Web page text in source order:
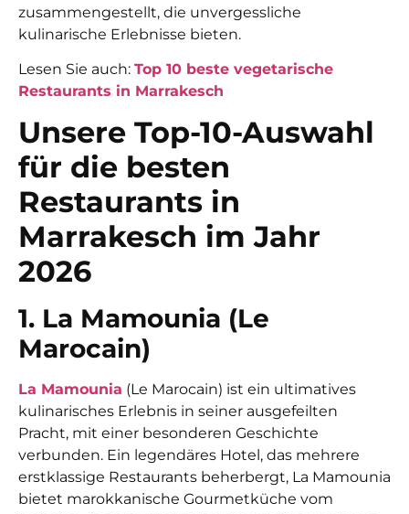
zusammengestellt, die unvergessliche
kulinarische Erlebnisse bieten.
Lesen Sie auch: Top 10 beste vegetarische
Restaurants in Marrakesch
Unsere Top-10-Auswahl
für die besten
Restaurants in
Marrakesch im Jahr
2026
1. La Mamounia (Le
Marocain)
La Mamounia (Le Marocain) ist ein ultimatives
kulinarisches Erlebnis in seiner ausgefeilten
Pracht, mit einer besonderen Geschichte
verbunden. Ein legendäres Hotel, das mehrere
erstklassige Restaurants beherbergt, La Mamounia
bietet marokkanische Gourmetküche vom